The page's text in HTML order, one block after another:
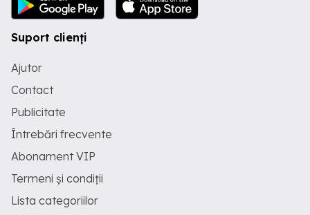
Suport clienți
Ajutor
Contact
Publicitate
Întrebări frecvente
Abonament VIP
Termeni și condiții
Lista categoriilor